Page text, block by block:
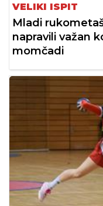
VELIKI ISPIT
Mladi
napravili važan
momčadi